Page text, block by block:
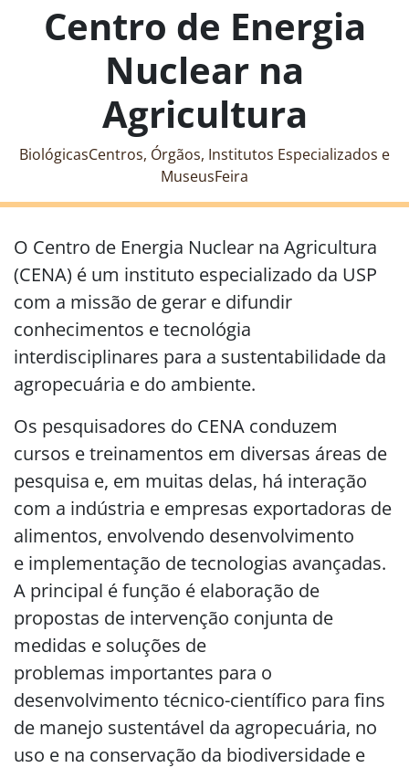
Centro de Energia
Nuclear na
Agricultura
BiológicasCentros, Órgãos, Institutos Especializados e
MuseusFeira
O Centro de Energia Nuclear na Agricultura
(CENA) é um instituto especializado da USP
com a missão de gerar e difundir
conhecimentos e tecnológia
interdisciplinares para a sustentabilidade da
agropecuária e do ambiente.
Os pesquisadores do CENA conduzem
cursos e treinamentos em diversas áreas de
pesquisa e, em muitas delas, há interação
com a indústria e empresas exportadoras de
alimentos, envolvendo desenvolvimento
e implementação de tecnologias avançadas.
A principal é função é elaboração de
propostas de intervenção conjunta de
medidas e soluções de
problemas importantes para o
desenvolvimento técnico-científico para fins
de manejo sustentável da agropecuária, no
uso e na conservação da biodiversidade e